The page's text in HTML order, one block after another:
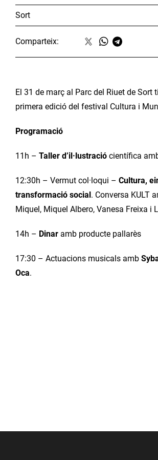
Sort
Comparteix:
El 31 de març al Parc del Riuet de Sort
primera edició del festival Cultura i
Programació
11h – Taller d’il·lustració científica
12:30h – Vermut col·loqui – Cultura,
transformació social . Conversa KULT
Miquel, Miquel Albero, Vanesa Freixa i
14h – Dinar amb producte pallarès
17:30 – Actuacions musicals amb
Oca.